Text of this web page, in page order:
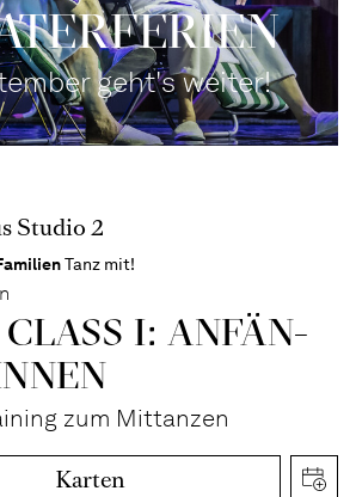
geht's weiter!
Studio 2
Tanz mit!
CLASS I: ANFÄN­
zum Mittanzen
Karten